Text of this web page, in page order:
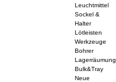
Leuchtmittel
Sockel &
Halter
Lötleisten
Werkzeuge
Bohrer
Lagerräumung
Bulk&Tray
Neue